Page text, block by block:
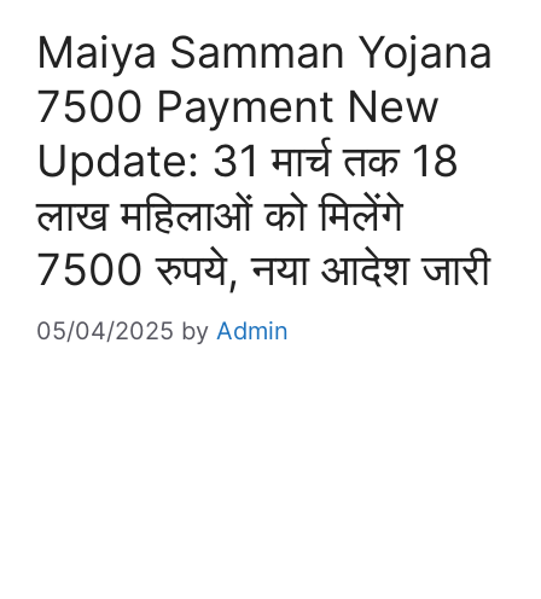
Maiya Samman Yojana
7500 Payment New
Update: 31 मार्च तक 18
लाख महिलाओं को मिलेंगे
7500 रुपये, नया आदेश जारी
05/04/2025 by Admin